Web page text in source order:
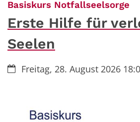
Basiskurs Notfallseelsorge
Erste Hilfe für
Seelen
Datum:Freitag, 28. August 2026